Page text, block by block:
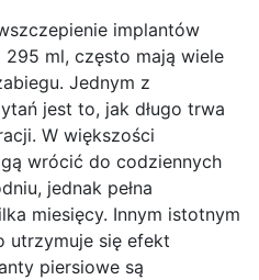
implantów
ml, często mają wiele
Jednym z
jest to, jak długo trwa
W większości
wrócić do codziennych
jednak pełna
miesięcy. Innym istotnym
utrzymuje się efekt
piersiowe są